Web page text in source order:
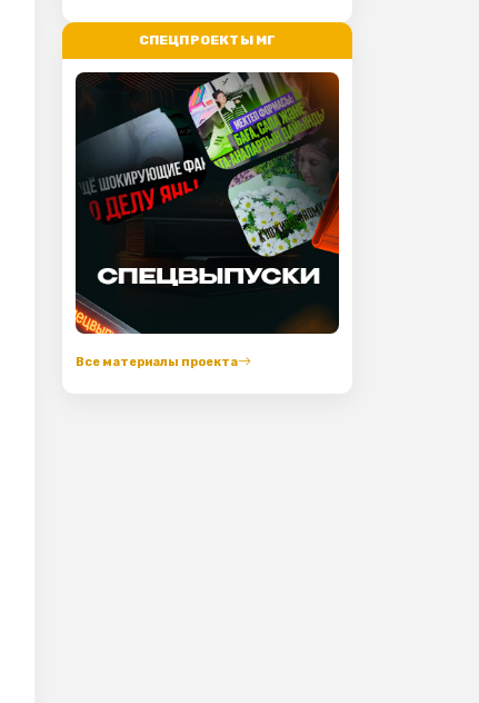
СПЕЦПРОЕКТЫ МГ
Все материалы проекта